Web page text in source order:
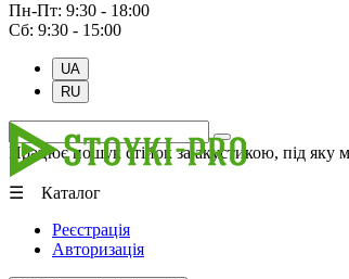
Пн-Пт: 9:30 - 18:00
Сб: 9:30 - 15:00
UA
RU
Працює пошук стійок за акустикою, під
☰ Каталог
Реєстрація
Авторизація